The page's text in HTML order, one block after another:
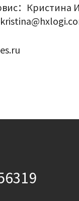
：Кристина